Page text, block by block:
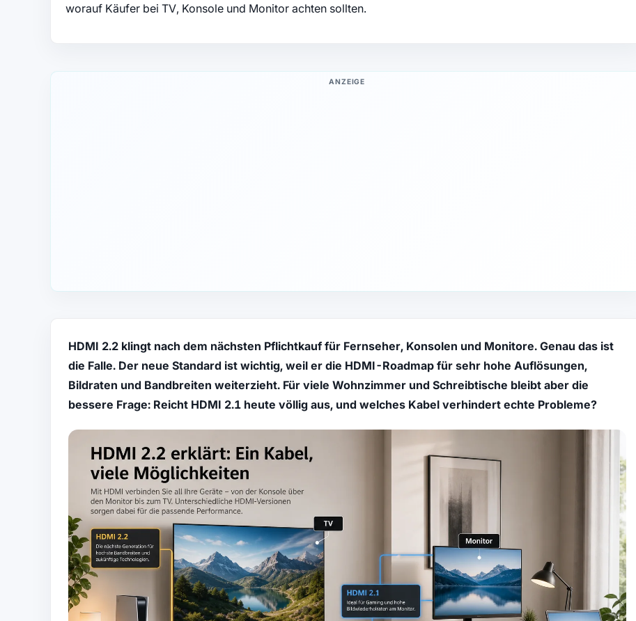
worauf Käufer bei TV, Konsole und Monitor achten sollten.
ANZEIGE
HDMI 2.2 klingt nach dem nächsten Pflichtkauf für Fernseher, Konsolen und Monitore. Genau das ist
die Falle. Der neue Standard ist wichtig, weil er die HDMI-Roadmap für sehr hohe Auflösungen,
Bildraten und Bandbreiten weiterzieht. Für viele Wohnzimmer und Schreibtische bleibt aber die
bessere Frage: Reicht HDMI 2.1 heute völlig aus, und welches Kabel verhindert echte Probleme?